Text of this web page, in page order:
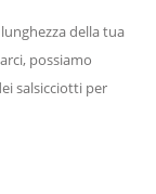
della tua
possiamo
salsicciotti per